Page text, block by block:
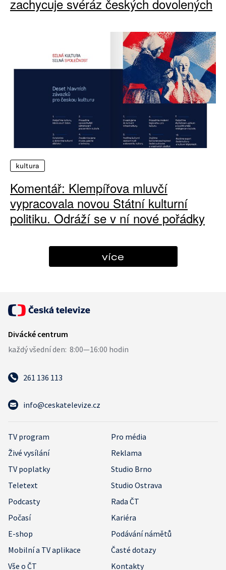
zachycuje svéráz českých dovolených
kultura
Komentář: Klempířova mluvčí
vypracovala novou Státní kulturní
politiku. Odráží se v ní nové pořádky
více
261 136 113
info@ceskatelevize.cz
TV program
Pro média
Živé vysílání
Reklama
TV poplatky
Studio Brno
Teletext
Studio Ostrava
Podcasty
Rada ČT
Počasí
Kariéra
E-shop
Podávání námětů
Mobilní a TV aplikace
Časté dotazy
Vše o ČT
Kontakty